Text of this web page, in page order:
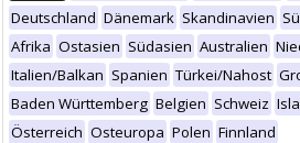
Deutschland Dänemark Skandinavien
Afrika Ostasien Südasien Australien
Italien/Balkan Spanien Türkei/Nahost
Baden Württemberg Belgien Schweiz
Österreich Osteuropa Polen Finnland